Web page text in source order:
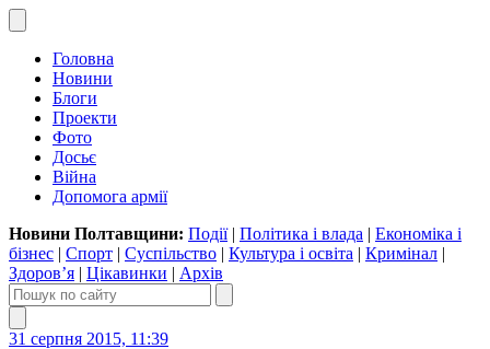
Головна
Новини
Блоги
Проекти
Фото
Досьє
Війна
Допомога армії
Новини Полтавщини: Події| Політика і влада | Економіка і
бізнес | Спорт | Суспільство | Культура і освіта | Кримінал |
Здоров’я | Цікавинки | Архів
31 серпня 2015, 11:39